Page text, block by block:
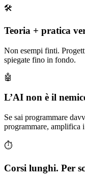
🛠️
Teoria + pratica
Non esempi finti.
spiegate fino in fondo.
🤖
L’AI non è il
Se sai programmare
programmare, amplifica
⏱️
Corsi lunghi. Per